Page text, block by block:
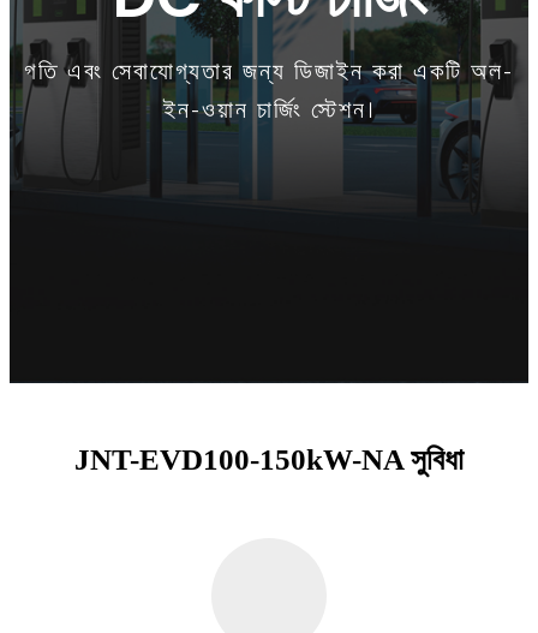
গতি এবং সেবাযোগ্যতার জন্য ডিজাইন করা একটি অল-
ইন-ওয়ান চার্জিং স্টেশন।
JNT-EVD100-150kW-NA সুবিধা